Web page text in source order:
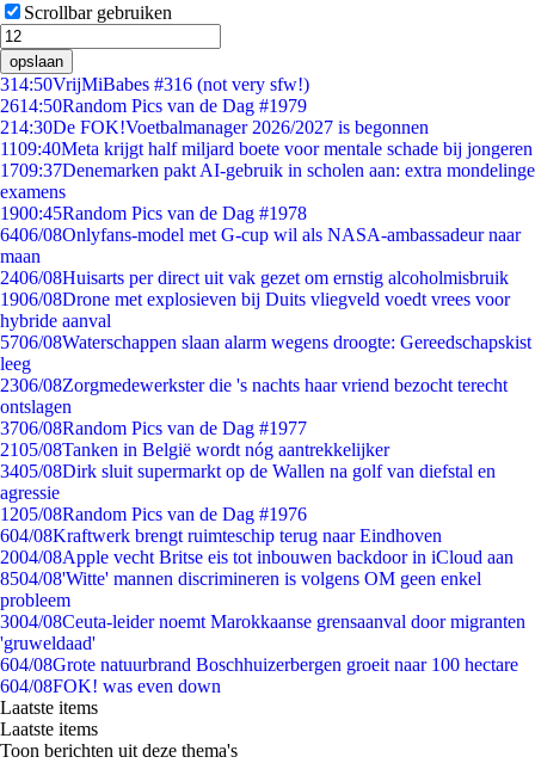
Scrollbar gebruiken
opslaan
314:50VrijMiBabes #316 (not very sfw!)
2614:50Random Pics van de Dag #1979
214:30De FOK!Voetbalmanager 2026/2027 is begonnen
1109:40Meta krijgt half miljard boete voor mentale schade bij jongeren
1709:37Denemarken pakt AI-gebruik in scholen aan: extra mondelinge
examens
1900:45Random Pics van de Dag #1978
6406/08Onlyfans-model met G-cup wil als NASA-ambassadeur naar
maan
2406/08Huisarts per direct uit vak gezet om ernstig alcoholmisbruik
1906/08Drone met explosieven bij Duits vliegveld voedt vrees voor
hybride aanval
5706/08Waterschappen slaan alarm wegens droogte: Gereedschapskist
leeg
2306/08Zorgmedewerkster die 's nachts haar vriend bezocht terecht
ontslagen
3706/08Random Pics van de Dag #1977
2105/08Tanken in België wordt nóg aantrekkelijker
3405/08Dirk sluit supermarkt op de Wallen na golf van diefstal en
agressie
1205/08Random Pics van de Dag #1976
604/08Kraftwerk brengt ruimteschip terug naar Eindhoven
2004/08Apple vecht Britse eis tot inbouwen backdoor in iCloud aan
8504/08'Witte' mannen discrimineren is volgens OM geen enkel
probleem
3004/08Ceuta-leider noemt Marokkaanse grensaanval door migranten
'gruweldaad'
604/08Grote natuurbrand Boschhuizerbergen groeit naar 100 hectare
604/08FOK! was even down
Laatste items
Laatste items
Toon berichten uit deze thema's